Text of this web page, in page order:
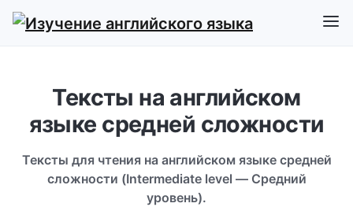
Тексты на английском
языке средней сложности
Тексты для чтения на английском языке средней
сложности (Intermediate level — Средний
уровень).